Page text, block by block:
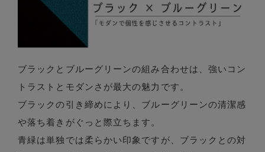
ブラックとブルーグリーンの組み合わせは、強いコン
トラストとモダンさが最大の魅力です。
ブラックの引き締めにより、ブルーグリーンの清潔感
や落ち着きがぐっと際立ちます。
青緑は単独では柔らかい印象ですが、ブラックとの対